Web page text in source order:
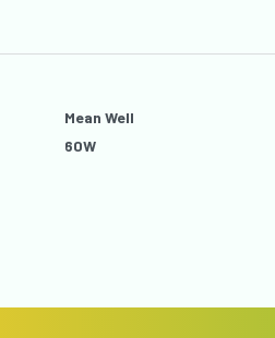
Mean Well
60W